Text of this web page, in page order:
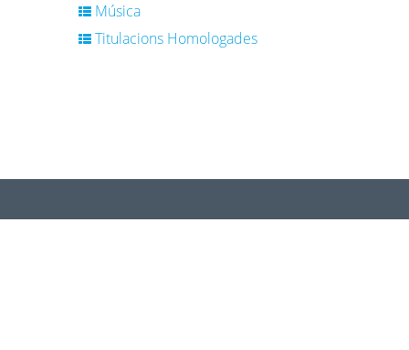
Música
Titulacions Homologades